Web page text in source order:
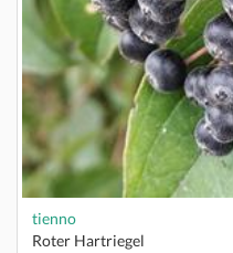
tienno
Roter Hartriegel